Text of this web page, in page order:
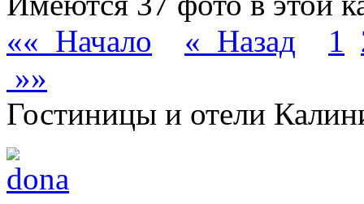
«« Начало
« Назад 1
»»
Гостиницы и отели